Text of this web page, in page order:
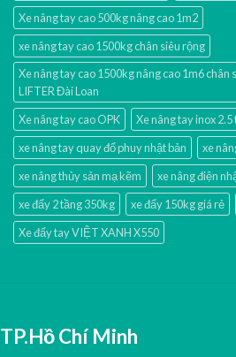
Xe nâng tay cao 500kg nâng cao 1m2
xe nâng tay cao 1500kg chân siêu rộng
Xe nâng tay cao 1500kg nâng cao 1m6
LIFTER Đài Loan
Xe nâng tay cao OPK
Xe nâng tay inox 2.5
xe nâng tay quay đổ phuy nhật bản
xe
xe nâng thủy sản mạ kẽm
xe nâng điện
xe đẩy 2 tầng 350kg
xe đẩy 150kg giá rẻ
Xe đẩy tay VIỆT XANH X550
TP.Hồ Chí Minh